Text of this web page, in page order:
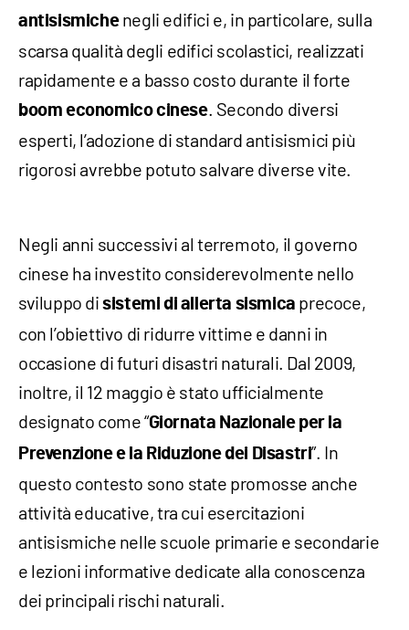
antisismichenegli edifici e, in particolare, sulla
scarsa qualità degli edifici scolastici, realizzati
rapidamente e a basso costo durante il forte
boom economico cinese. Secondo diversi
esperti, l’adozione di standard antisismici più
rigorosi avrebbe potuto salvare diverse vite.
Negli anni successivi al terremoto, il governo
cinese ha investito considerevolmente nello
sviluppo disistemi di allerta sismica precoce,
con l’obiettivo di ridurre vittime e danni in
occasione di futuri disastri naturali. Dal 2009,
inoltre, il 12 maggio è stato ufficialmente
designato come “Giornata Nazionale per la
Prevenzione e la Riduzione dei Disastri”. In
questo contesto sono state promosse anche
attività educative, tra cui esercitazioni
antisismiche nelle scuole primarie e secondarie
e lezioni informative dedicate alla conoscenza
dei principali rischi naturali.